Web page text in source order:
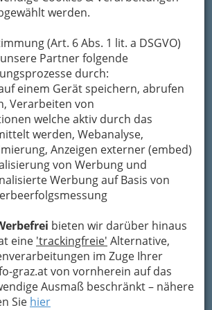
werden.
(Art. 6 Abs. 1 lit. a DSGVO)
Partner folgende
durch:
einem Gerät speichern, abrufen
Verarbeiten von
welche aktiv durch das
werden, Webanalyse,
Anzeigen externer (embed)
von Werbung und
Werbung auf Basis von
bieten wir darüber hinaus
eine 'trackingfreie' Alternative,
im Zuge Ihrer
graz.at von vornherein auf das
Ausmaß beschränkt – nähere
Sie hier
GRAUKARTE
am 11.Dezember
Rathausgalerie